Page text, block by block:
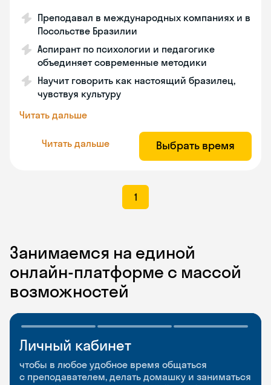
Преподавал в международных компаниях и в
Посольстве Бразилии
Аспирант по психологии и педагогике
объединяет современные методики
Научит говорить как настоящий бразилец,
чувствуя культуру
Читать дальше
Читать дальше Выбрать время
1
Занимаемся на единой
онлайн-платформе с массой
возможностей
Личный кабинет
чтобы в любое удобное время общаться
с преподавателем, делать домашку и заниматься
Мобильное
приложение
чтобы заниматься и изучать новые слова где
Разговорные клубы
и Talks
Групповые занятия для разговорной практики